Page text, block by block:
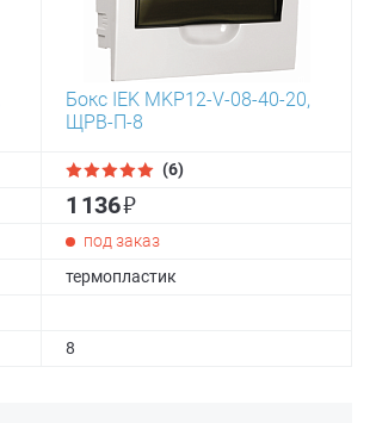
Бокс IEK MKP12-V-08-40-20,
ЩРВ-П-8
(6)
1 136₽
под заказ
термопластик
8